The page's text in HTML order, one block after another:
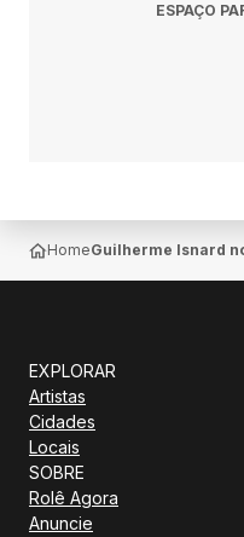
ESPAÇO
HomeGuilherme Isnard
EXPLORAR
Artistas
Cidades
Locais
SOBRE
Rolê Agora
Anuncie